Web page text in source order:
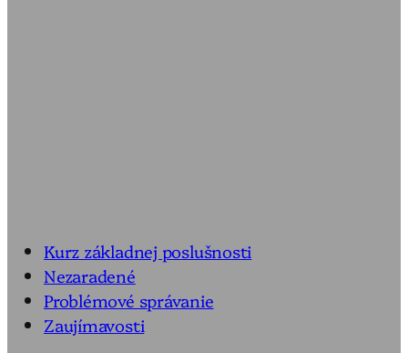
Kurz základnej poslušnosti
Nezaradené
Problémové správanie
Zaujímavosti